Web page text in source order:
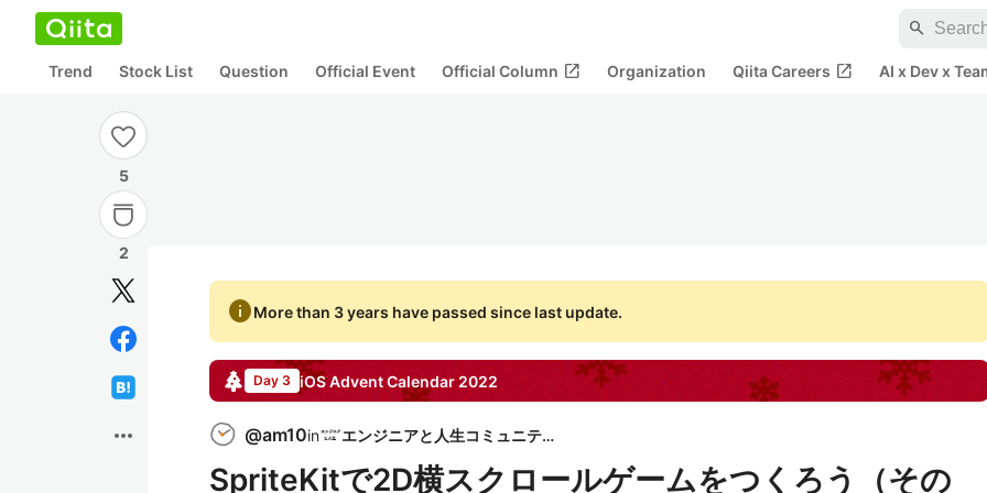
search
Trend Stock List Question Official Event Official Column open_in_new Organization Qiita Careers open_in_new AI x Dev x
5
2
more_horiz
infoMore than 3 years have passed since last update.
Day 3 iOSAdvent Calendar 2022
@am10in エンジニアと人生コミュニティ
SpriteKitで2D横スクロールゲームをつくろう（その